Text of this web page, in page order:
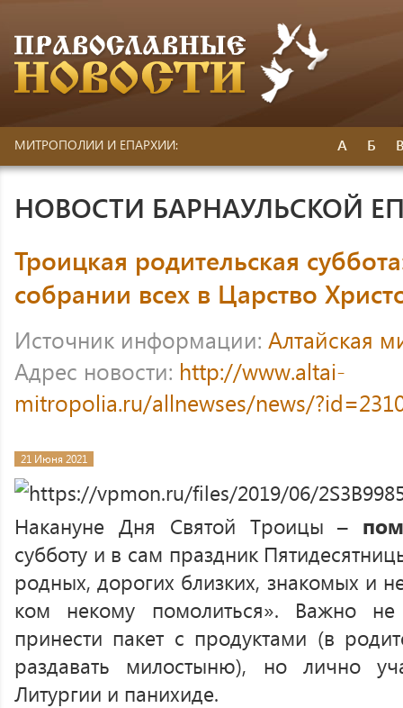
МИТРОПОЛИИ И ЕПАРХИИ: А Б
НОВОСТИ БАРНАУЛЬСКОЙ
Троицкая родительская
собрании всех в Царство
Источник информации: Алтайская
Адрес новости: http://www.altai-
mitropolia.ru/allnewses/news/
21 Июня 2021
Накануне Дня Святой Троицы –
субботу и в сам праздник
родных, дорогих близких, знакомых и
ком некому помолиться». Важно не
принести пакет с продуктами (в
раздавать милостыню), но лично
Литургии и панихиде.